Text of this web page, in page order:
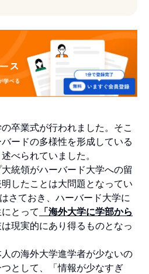
卒業式が行われました。そこ
ードの多様性を形成している
べられていました。
統領がハーバード大学への留
したことは大問題となってい
さておき、ハーバード大学に
とって 「海外大学に学部から
現実的にあり得るものとなっ
の海外大学進学者が少ないの
として、「情報が少なすぎ